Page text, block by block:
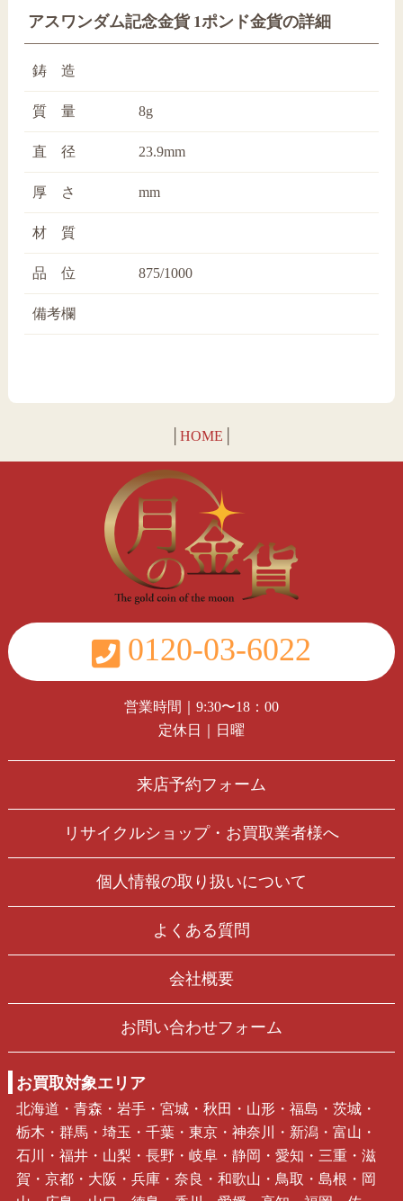
アスワンダム記念金貨 1ポンド金貨の詳細
鋳 造
質 量 8g
直 径 23.9mm
厚 さ mm
材 質
品 位 875/1000
備考欄
HOME
0120-03-6022
営業時間｜9:30〜18：00
定休日｜日曜
来店予約フォーム
リサイクルショップ・お買取業者様へ
個人情報の取り扱いについて
よくある質問
会社概要
お問い合わせフォーム
お買取対象エリア
北海道・青森・岩手・宮城・秋田・山形・福島・茨城・
栃木・群馬・埼玉・千葉・東京・神奈川・新潟・富山・
石川・福井・山梨・長野・岐阜・静岡・愛知・三重・滋
賀・京都・大阪・兵庫・奈良・和歌山・鳥取・島根・岡